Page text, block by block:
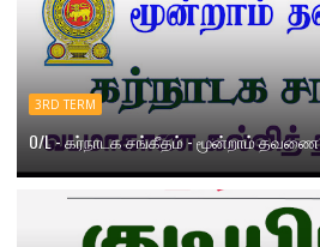
3RD TERM
O/L - கர்நாடக சங்கீதம் - மூன்றாம் தவணை